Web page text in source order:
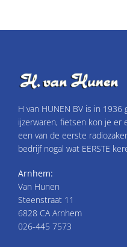
H van HUNEN BV is in
ijzerwaren, fietsen kon je er
een van de eerste
bedrijf nogal wat EERSTE
Arnhem:
Van Hunen
Steenstraat 11
6828 CA Arnhem
026-445 7573